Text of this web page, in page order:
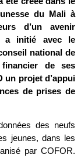
du Mali à
d’un avenir
a initié avec le
national de
de ses
un projet d’appui
de prises de
des neufs
jeunes, dans les
par COFOR.